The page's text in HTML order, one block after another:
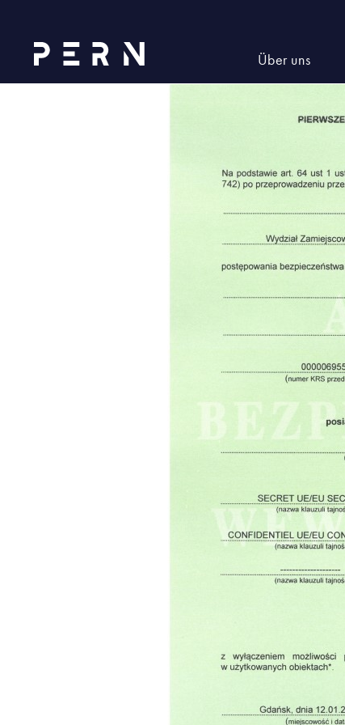
Über uns